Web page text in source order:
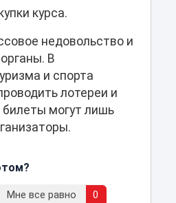
курса.
недовольство и
В
и спорта
лотереи и
могут лишь
Мне все равно 0